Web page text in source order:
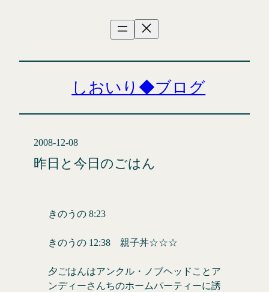
しおいり◆ブログ
2008-12-08
昨日と今日のごはん
きのうの 8:23
きのうの 12:38 親子丼☆☆☆
夕ごはんはアンクル・ノブヘッドことア
ンディーさんちのホームパーティーに誘